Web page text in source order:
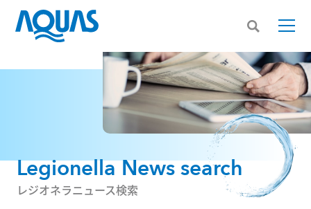
Legionella News search
レジオネラニュース検索